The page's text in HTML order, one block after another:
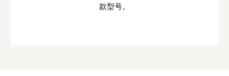
款型号。